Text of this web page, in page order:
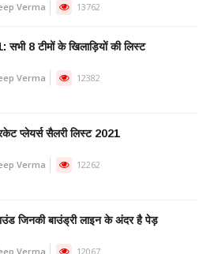
Verma 13762
8 टीमों के खिलाड़ियों की लिस्ट
Verma 12382
प्लेयर्स सैलरी लिस्ट 2021
Verma 12262
जिनकी बाउंड्री लाइन के अंदर है पेड़
Verma 12067